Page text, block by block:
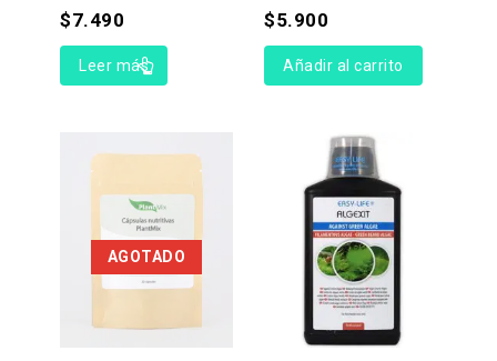
$7.490
Leer más
$5.900
Añadir al carrito
AGOTADO